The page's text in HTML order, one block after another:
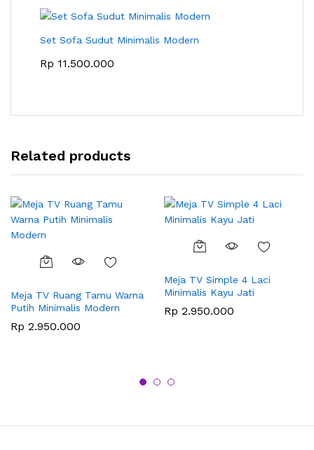
Set Sofa Sudut Minimalis Modern
Rp 11.500.000
Related products
Meja TV Ruang Tamu Warna
Putih Minimalis Modern
Rp 2.950.000
Meja TV Simple 4 Laci
Minimalis Kayu Jati
Rp 2.950.000